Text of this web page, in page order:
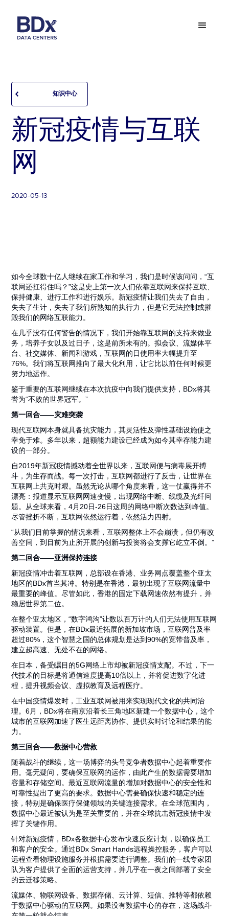
知识中心
新冠疫情与互联
网
2020-05-13
如今全球数十亿人继续在家工作和学习，我们是时候该问问，“互
联网还扛得住吗？”这是史上第一次人们依靠互联网来保持互联、
保持健康、进行工作和进行娱乐。新冠疫情让我们失去了自由，
失去了生计，失去了我们所熟知的执行力，但是它无法控制或摧
毁我们的网络互联能力。
在几乎没有任何警告的情况下，我们开始靠互联网的支持来做业
务，培养子女以及过日子，这是前所未有的。拟会议、流媒体平
台、社交媒体、新闻和游戏，互联网的日使用率大幅提升至
76%。我们将互联网推向了最大化利用，让它比以前任何时候更
努力地运作。
鉴于重要的互联网继续在本次抗疫中向我们提供支持，BDx将其
誉为“不败的世界冠军。”
第一回合——灾难突袭
现代互联网本身就具备抗灾能力，其灵活性及弹性基础设施使之
幸免于难。多年以来，超额能力建设已经成为如今其幸存能力建
设的一部分。
自2019年新冠疫情撼动着全世界以来，互联网便与病毒展开搏
斗，为生存而战。每一次打击，互联网都进行了反击，让世界在
互联网上共克时艰。虽然无论从哪个角度来看，这一仗赢得并不
漂亮：报道显示互联网网速变慢，出现网络中断、线缆及光纤问
题。从全球来看，4月20日-26日这周的网络中断次数达到峰值。
尽管挫折不断，互联网依然运行着，依然活力四射。
“从我们目前掌握的情况来看，互联网整体上不会崩溃，但仍有改
善空间，到目前为止所开展的创新与投资将会支撑它屹立不倒。”
第二回合——亚洲保持连接
新冠疫情冲击着互联网，总部设在香港、业务网点覆盖整个亚太
地区的BDx首当其冲。特别是在香港，最初出现了互联网流量中
最重要的峰值。尽管如此，香港的固定下载网速依然有提升，并
稳居世界第二位。
在整个亚太地区，“数字鸿沟”让数以百万计的人们无法使用互联网
驱动装置。但是，在BDx最近拓展的新加坡市场，互联网普及率
超过80%，这个智慧之国的总体规划是达到90%的宽带普及率，
建立超高速、无处不在的网络。
在日本，备受瞩目的5G网络上市却被新冠疫情支配。不过，下一
代技术的目标是将通信速度提高10倍以上，并将促进数字化进
程，提升视频会议、虚拟教育及远程医疗。
在中国疫情爆发时，工业互联网被用来实现现代文化的共同治
理。6月，BDx将在南京沿着长三角地区新建一个数据中心，这个
城市的互联网加速了医生远距离协作、提供实时讨论和结果的能
力。
第三回合——数据中心营救
随着战斗的继续，这一场博弈的头号竞争者数据中心起着重要作
用。毫无疑问，要确保互联网的运作，由此产生的数据需要增加
容量和存储空间。最近互联网流量的增加对数据中心的安全性和
可靠性提出了更高的要求。数据中心需要确保快速和稳定的连
接，特别是确保医疗保健领域的关键连接需求。在全球范围内，
数据中心最近被认为是至关重要的，并在全球抗击新冠疫情中发
挥了关键作用。
针对新冠疫情，BDx各数据中心发布快速反应计划，以确保员工
和客户的安全。通过BDx Smart Hands远程操控服务，客户可以
远程查看物理设施服务并根据需要进行调整。我们的一线专家团
队为客户提供了全面的运营支持，并几乎在一夜之间部署了安全
的云迁移策略。
流媒体、物联网设备、数据存储、云计算、短信、推特等都依赖
于数据中心驱动的互联网。如果没有数据中心的存在，这场战斗